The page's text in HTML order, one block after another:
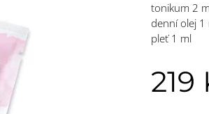
tonikum 2
denní olej 1
pleť 1 ml
219